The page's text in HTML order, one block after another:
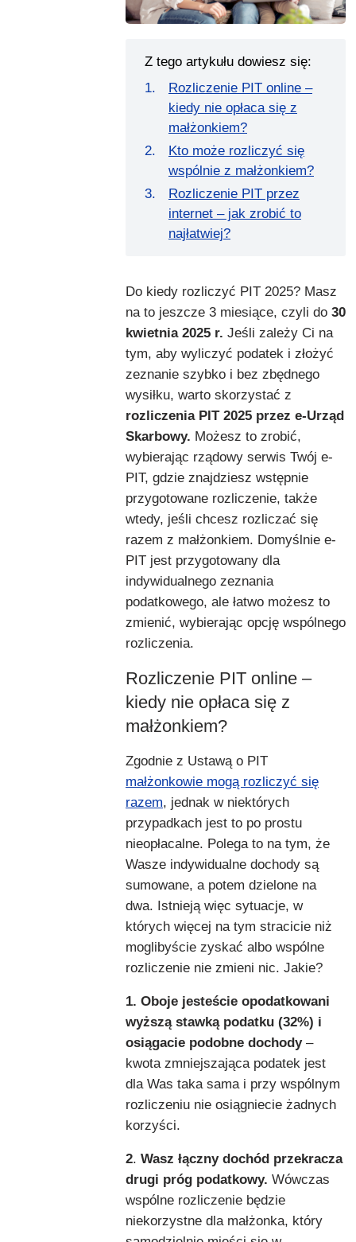
Z tego artykułu dowiesz się:
Rozliczenie PIT online –
kiedy nie opłaca się z
małżonkiem?
Kto może rozliczyć się
wspólnie z małżonkiem?
Rozliczenie PIT przez
internet – jak zrobić to
najłatwiej?
Do kiedy rozliczyć PIT 2025? Masz
na to jeszcze 3 miesiące, czyli do 30
kwietnia 2025 r. Jeśli zależy Ci na
tym, aby wyliczyć podatek i złożyć
zeznanie szybko i bez zbędnego
wysiłku, warto skorzystać z
rozliczenia PIT 2025 przez e-Urząd
Skarbowy. Możesz to zrobić,
wybierając rządowy serwis Twój e-
PIT, gdzie znajdziesz wstępnie
przygotowane rozliczenie, także
wtedy, jeśli chcesz rozliczać się
razem z małżonkiem. Domyślnie e-
PIT jest przygotowany dla
indywidualnego zeznania
podatkowego, ale łatwo możesz to
zmienić, wybierając opcję wspólnego
rozliczenia.
Rozliczenie PIT online –
kiedy nie opłaca się z
małżonkiem?
Zgodnie z Ustawą o PIT
małżonkowie mogą rozliczyć się
razem, jednak w niektórych
przypadkach jest to po prostu
nieopłacalne. Polega to na tym, że
Wasze indywidualne dochody są
sumowane, a potem dzielone na
dwa. Istnieją więc sytuacje, w
których więcej na tym stracicie niż
moglibyście zyskać albo wspólne
rozliczenie nie zmieni nic. Jakie?
1. Oboje jesteście opodatkowani
wyższą stawką podatku (32%) i
osiągacie podobne dochody –
kwota zmniejszająca podatek jest
dla Was taka sama i przy wspólnym
rozliczeniu nie osiągniecie żadnych
korzyści.
2. Wasz łączny dochód przekracza
drugi próg podatkowy. Wówczas
wspólne rozliczenie będzie
niekorzystne dla małżonka, który